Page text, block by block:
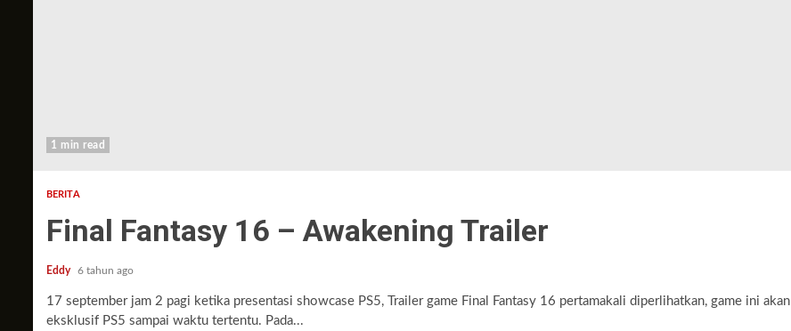
1 min read
BERITA
Final Fantasy 16 – Awakening Trailer
Eddy 6 tahun ago
17 september jam 2 pagi ketika presentasi showcase PS5, Trailer game Final Fantasy 16 pertamakali diperlihatkan, game ini akan
eksklusif PS5 sampai waktu tertentu. Pada...